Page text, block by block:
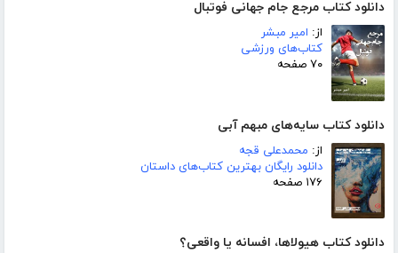
دانلود کتاب مرجع جام جهانی فوتبال
از: امیر مبشر
کتاب‌های ورزشی
۷۰ صفحه
دانلود کتاب سایه‌های مبهم آبی
از: محمدعلی قجه
دانلود رایگان بهترین کتاب‌های داستان
۱۷۶ صفحه
دانلود کتاب هیولاها، افسانه یا واقعی؟